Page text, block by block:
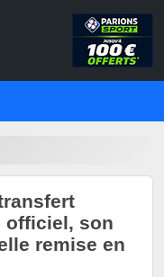
officiel, son
remise en